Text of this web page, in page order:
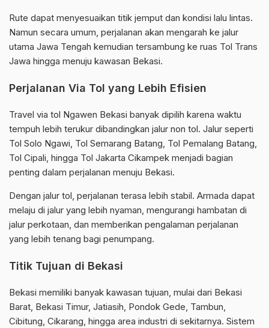
Rute dapat menyesuaikan titik jemput dan kondisi lalu lintas.
Namun secara umum, perjalanan akan mengarah ke jalur
utama Jawa Tengah kemudian tersambung ke ruas Tol Trans
Jawa hingga menuju kawasan Bekasi.
Perjalanan Via Tol yang Lebih Efisien
Travel via tol Ngawen Bekasi banyak dipilih karena waktu
tempuh lebih terukur dibandingkan jalur non tol. Jalur seperti
Tol Solo Ngawi, Tol Semarang Batang, Tol Pemalang Batang,
Tol Cipali, hingga Tol Jakarta Cikampek menjadi bagian
penting dalam perjalanan menuju Bekasi.
Dengan jalur tol, perjalanan terasa lebih stabil. Armada dapat
melaju di jalur yang lebih nyaman, mengurangi hambatan di
jalur perkotaan, dan memberikan pengalaman perjalanan
yang lebih tenang bagi penumpang.
Titik Tujuan di Bekasi
Bekasi memiliki banyak kawasan tujuan, mulai dari Bekasi
Barat, Bekasi Timur, Jatiasih, Pondok Gede, Tambun,
Cibitung, Cikarang, hingga area industri di sekitarnya. Sistem